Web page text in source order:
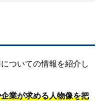
ついての情報を紹介し
業が求める人物像を把